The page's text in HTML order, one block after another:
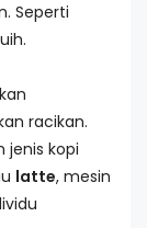
Seperti
racikan.
jenis kopi
latte, mesin